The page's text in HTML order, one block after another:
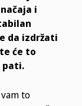
i
da izdržati
će to
pati.
to